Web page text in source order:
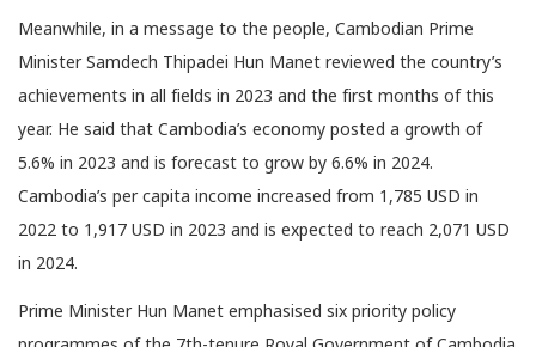
Meanwhile, in a message to the people, Cambodian Prime
Minister Samdech Thipadei Hun Manet reviewed the country’s
achievements in all fields in 2023 and the first months of this
year. He said that Cambodia’s economy posted a growth of
5.6% in 2023 and is forecast to grow by 6.6% in 2024.
Cambodia’s per capita income increased from 1,785 USD in
2022 to 1,917 USD in 2023 and is expected to reach 2,071 USD
in 2024.
Prime Minister Hun Manet emphasised six priority policy